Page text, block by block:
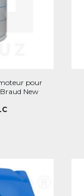
pour
New